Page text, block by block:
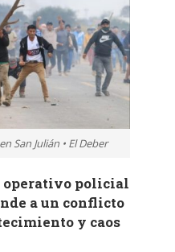
San Julián • El Deber
policial
a un conflicto
y caos